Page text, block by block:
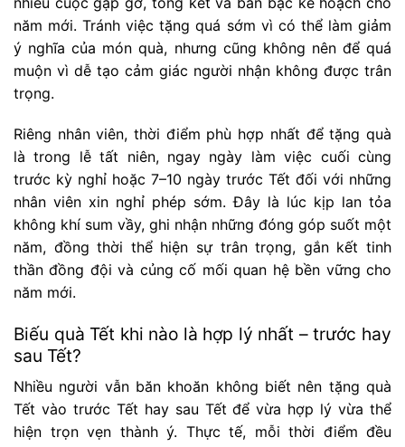
năm mới. Tránh việc tặng quá sớm vì có thể làm giảm
ý nghĩa của món quà, nhưng cũng không nên để quá
muộn vì dễ tạo cảm giác người nhận không được trân
trọng.
Riêng nhân viên, thời điểm phù hợp nhất để tặng quà
là trong lễ tất niên, ngay ngày làm việc cuối cùng
trước kỳ nghỉ hoặc 7–10 ngày trước Tết đối với những
nhân viên xin nghỉ phép sớm. Đây là lúc kịp lan tỏa
không khí sum vầy, ghi nhận những đóng góp suốt một
năm, đồng thời thể hiện sự trân trọng, gắn kết tinh
thần đồng đội và củng cố mối quan hệ bền vững cho
năm mới.
Biếu quà Tết khi nào là hợp lý nhất – trước hay
sau Tết?
Nhiều người vẫn băn khoăn không biết nên tặng quà
Tết vào trước Tết hay sau Tết để vừa hợp lý vừa thể
hiện trọn vẹn thành ý. Thực tế, mỗi thời điểm đều